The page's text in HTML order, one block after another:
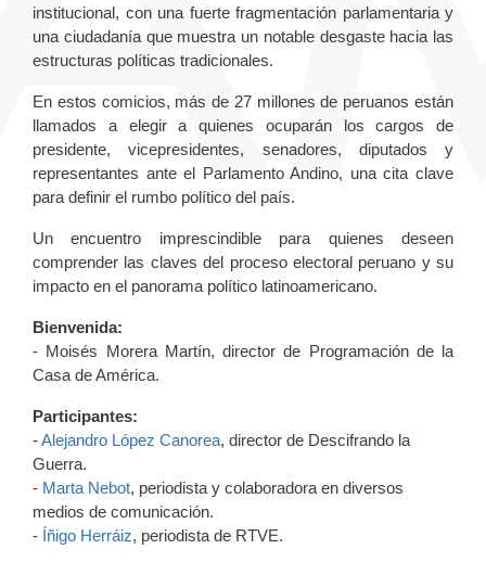
institucional, con una fuerte fragmentación parlamentaria y
una ciudadanía que muestra un notable desgaste hacia las
estructuras políticas tradicionales.
En estos comicios, más de 27 millones de peruanos están
llamados a elegir a quienes ocuparán los cargos de
presidente, vicepresidentes, senadores, diputados y
representantes ante el Parlamento Andino, una cita clave
para definir el rumbo político del país.
Un encuentro imprescindible para quienes deseen
comprender las claves del proceso electoral peruano y su
impacto en el panorama político latinoamericano.
Bienvenida:
- Moisés Morera Martín, director de Programación de la
Casa de América.
Participantes:
-Alejandro López Canorea, director de Descifrando la
Guerra.
- Marta Nebot, periodista y colaboradora en diversos
medios de comunicación.
- Íñigo Herráiz, periodista de RTVE.